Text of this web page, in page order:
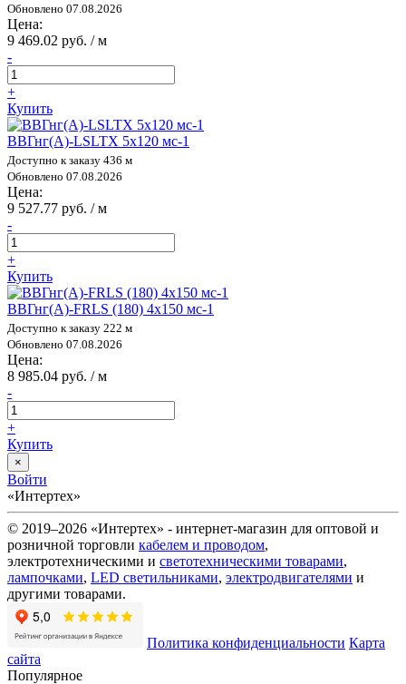
Обновлено 07.08.2026
Цена:
9 469.02 руб. / м
-
+
Купить
ВВГнг(А)-LSLTX 5х120 мс-1
Доступно к заказу 436 м
Обновлено 07.08.2026
Цена:
9 527.77 руб. / м
-
+
Купить
ВВГнг(А)-FRLS (180) 4х150 мс-1
Доступно к заказу 222 м
Обновлено 07.08.2026
Цена:
8 985.04 руб. / м
-
+
Купить
×
Войти
«Интертех»
© 2019–2026 «Интертех» - интернет-магазин для оптовой и
розничной торговли кабелем и проводом,
электротехническими и светотехническими товарами,
лампочками, LED светильниками, электродвигателями и
другими товарами.
Политика конфиденциальности Карта
сайта
Популярное